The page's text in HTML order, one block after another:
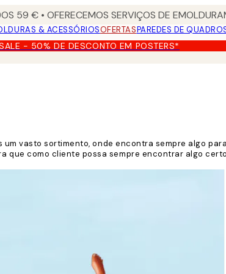
59 € • OFERECEMOS SERVIÇOS DE
& ACESSÓRIOSOFERTASPAREDES DE
- 50% DE DESCONTO EM POSTERS*
vasto sortimento, onde encontra sempre algo
como cliente possa sempre encontrar algo